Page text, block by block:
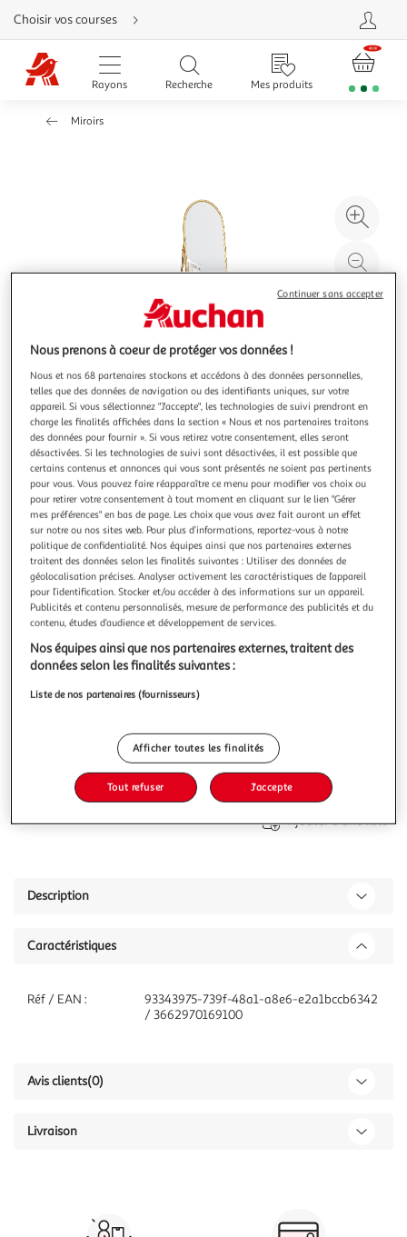
Aller
directement
au
contenu
Aller
directement
Aller
Choisir vos courses
Rayons Recherche Mes produits
Miroirs
à
à
Illustration
précédente
Illustration
suivante
Livraison offerte
HOMCOM
Grand miroir sur pied - miroir mural ovale avec
support - dim. 40L x 160H cm - métal doré
Découvrez le miroir pleine longueur HOMCOM, alliant
fonctionnalité et élégance. Résistant à la rouille et à l'eau,
sa beauté HD et son cadre métallique font sensation dans
tout espace. Polyvalent, il offre des options de montage
mural ou pose libre. Sa forme ovale apporte une touche
sophistiquée à v
En savoir +
Vendu parAosom
Livraison dès 3/4 jours
Plus d'options
Aosom
69,90€
Ajouter au panier
Ajouter à une liste
Description
Caractéristiques
Réf / EAN :
93343975-739f-48a1-a8e6-e2a1bccb6342
/ 3662970169100
Avis clients(0)
Livraison
Nous prenons à coeur de protéger vos données !
Nous et nos 68 partenaires stockons et accédons à des données personnelles,
telles que des données de navigation ou des identifiants uniques, sur votre
appareil. Si vous sélectionnez "J'accepte", les technologies de suivi prendront en
charge les finalités affichées dans la section « Nous et nos partenaires traitons
des données pour fournir ». Si vous retirez votre consentement, elles seront
désactivées. Si les technologies de suivi sont désactivées, il est possible que
certains contenus et annonces qui vous sont présentés ne soient pas pertinents
pour vous. Vous pouvez faire réapparaître ce menu pour modifier vos choix ou
pour retirer votre consentement à tout moment en cliquant sur le lien "Gérer
mes préférences" en bas de page. Les choix que vous avez fait auront un effet
sur notre ou nos sites web. Pour plus d’informations, reportez-vous à notre
politique de confidentialité. Nos équipes ainsi que nos partenaires externes
traitent des données selon les finalités suivantes : Utiliser des données de
géolocalisation précises. Analyser activement les caractéristiques de l’appareil
pour l’identification. Stocker et/ou accéder à des informations sur un appareil.
Publicités et contenu personnalisés, mesure de performance des publicités et du
contenu, études d’audience et développement de services.
Nos équipes ainsi que nos partenaires externes, traitent des
données selon les finalités suivantes :
Liste de nos partenaires (fournisseurs)
Afficher toutes les finalités
Tout refuser J'accepte
Continuer sans accepter